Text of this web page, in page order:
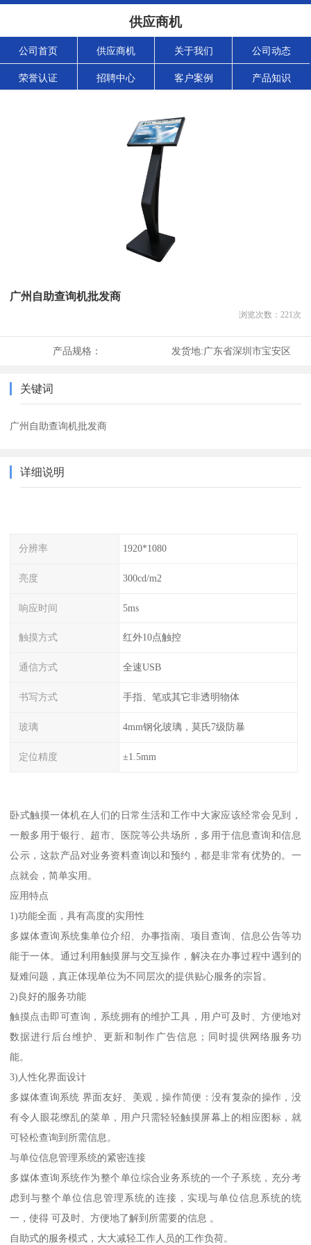
供应商机
公司首页 供应商机 关于我们 公司动态
荣誉认证 招聘中心 客户案例 产品知识
广州自助查询机批发商
浏览次数： 221次
产品规格： 发货地:广东省深圳市宝安区
关键词
广州自助查询机批发商
详细说明
分辨率 1920*1080
亮度 300cd/m2
响应时间 5ms
触摸方式 红外10点触控
通信方式 全速USB
书写方式 手指、笔或其它非透明物体
玻璃 4mm钢化玻璃，莫氏7级防暴
定位精度 ±1.5mm
卧式触摸一体机在人们的日常生活和工作中大家应该经常会见到，
一般多用于银行、超市、医院等公共场所，多用于信息查询和信息
公示，这款产品对业务资料查询以和预约，都是非常有优势的。一
点就会，简单实用。
应用特点
1)功能全面，具有高度的实用性
多媒体查询系统集单位介绍、办事指南、项目查询、信息公告等功
能于一体。通过利用触摸屏与交互操作，解决在办事过程中遇到的
疑难问题，真正体现单位为不同层次的提供贴心服务的宗旨。
2)良好的服务功能
触摸点击即可查询，系统拥有的维护工具，用户可及时、方便地对
数据进行后台维护、更新和制作广告信息；同时提供网络服务功
能。
3)人性化界面设计
多媒体查询系统 界面友好、美观，操作简便：没有复杂的操作，没
有令人眼花缭乱的菜单，用户只需轻轻触摸屏幕上的相应图标，就
可轻松查询到所需信息。
与单位信息管理系统的紧密连接
多媒体查询系统作为整个单位综合业务系统的一个子系统，充分考
虑到与整个单位信息管理系统的连接，实现与单位信息系统的统
一，使得 可及时、方便地了解到所需要的信息 。
自助式的服务模式，大大减轻工作人员的工作负荷。